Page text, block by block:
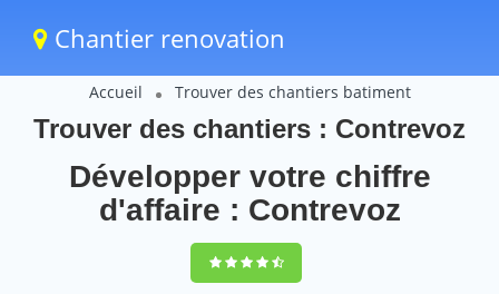
Chantier renovation
Accueil Trouver des chantiers batiment
Trouver des chantiers : Contrevoz
Développer votre chiffre
d'affaire : Contrevoz